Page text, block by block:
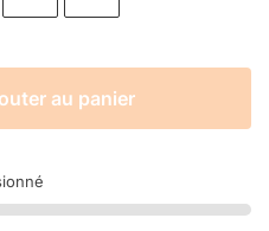
au panier